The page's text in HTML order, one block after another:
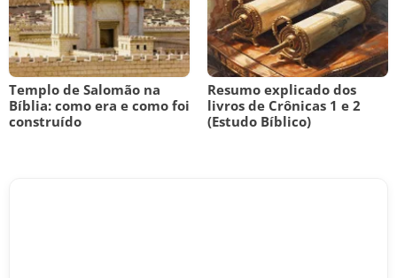
Templo de Salomão na
Bíblia: como era e como foi
construído
Resumo explicado dos
livros de Crônicas 1 e 2
(Estudo Bíblico)